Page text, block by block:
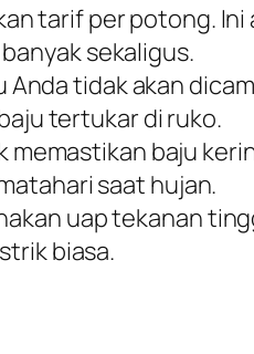
tarif per potong. Ini
sekaligus.
tidak akan
tertukar di ruko.
baju
saat hujan.
uap tekanan
biasa.